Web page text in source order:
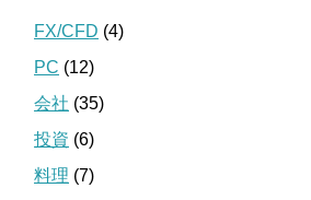
FX/CFD (4)
PC (12)
会社 (35)
投資 (6)
料理 (7)